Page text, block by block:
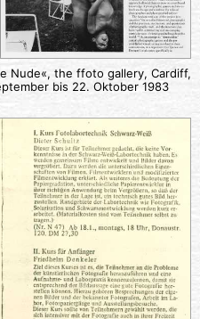
Nude«, the ffoto gallery, Cardiff,
bis 22. Oktober 1983